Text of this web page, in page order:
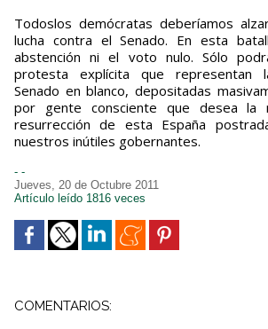
Todoslos demócratas deberíamos
lucha contra el Senado. En esta
abstención ni el voto nulo. Sólo
protesta explícita que representan
Senado en blanco, depositadas
por gente consciente que desea la
resurrección de esta España
nuestros inútiles gobernantes.
- -
Jueves, 20 de Octubre 2011
Artículo leído 1816 veces
COMENTARIOS: